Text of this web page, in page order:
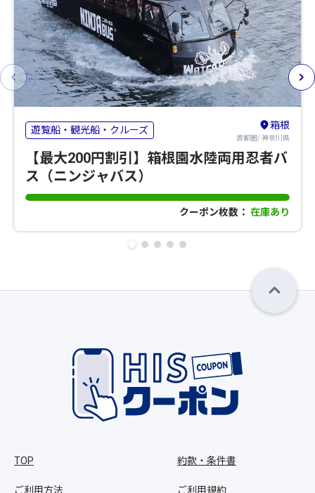
遊覧船・観光船・クルーズ 箱根
首都圏/ 神奈川県
【最大200円割引】箱根園水陸両用忍者バ
ス（ニンジャバス）
クーポン枚数： 在庫あり
TOP
ご利用方法
約款・条件書
ご利用規約